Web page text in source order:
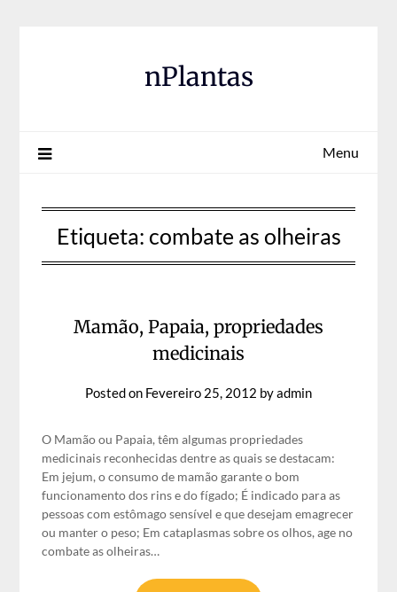
nPlantas
Menu
Etiqueta: combate as olheiras
Mamão, Papaia, propriedades
medicinais
Posted on Fevereiro 25, 2012 byadmin
O Mamão ou Papaia, têm algumas propriedades
medicinais reconhecidas dentre as quais se destacam:
Em jejum, o consumo de mamão garante o bom
funcionamento dos rins e do fígado; É indicado para as
pessoas com estômago sensível e que desejam emagrecer
ou manter o peso; Em cataplasmas sobre os olhos, age no
combate as olheiras…